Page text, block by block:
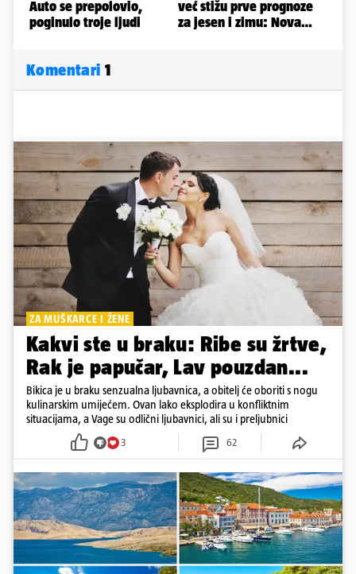
Komentari 1
ZA MUŠKARCE I ŽENE
Kakvi ste u braku: Ribe su žrtve,
Rak je papučar, Lav pouzdan...
Bikica je u braku senzualna ljubavnica, a obitelj će oboriti s nogu
kulinarskim umijećem. Ovan lako eksplodira u konfliktnim
situacijama, a Vage su odlični ljubavnici, ali su i preljubnici
3 62